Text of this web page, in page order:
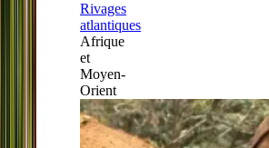
Rivages
atlantiques
Afrique
et
Moyen-
Orient